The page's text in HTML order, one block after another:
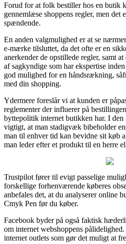
Forud for at folk bestiller hos en butik
gennemlæse shoppens regler, men det
spændende.
En anden valgmulighed er at se
e-mærke tilsluttet, da det ofte er en
anerkender de opstillede regler, samt
af sagkyndige som har ekspertise
god mulighed for en håndsrækning,
med din shopping.
Ydermere foreslår vi at kunden er
reglementer der influerer på
byttepolitik internet butikken har. I den
vigtigt, at man stadigvæk bibeholder
man til enhver tid kan bevidne sit køb
man leder efter et produkt til en herre
Trustpilot fører til evigt passelige
forskellige forhenværende køberes
anbefales det, at du analyserer online
Cmyk Pen før du køber.
Facebook byder på også faktisk
om internet webshoppens
internet outlets som gør det muligt at